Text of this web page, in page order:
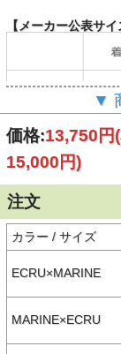
【メーカー公表サ
▼
価格:13,750円
15,000円)
注文
カラー / サイズ
ECRU×MARINE
MARINE×ECRU